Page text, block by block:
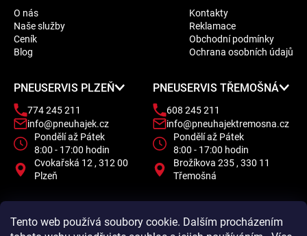
Tento web používá soubory cookie. Dalším procházením
O nás
Naše služby
Ceník
Blog
Kontakty
Reklamace
Obchodní podmínky
Ochrana osobních údajů
PNEUSERVIS PLZEŇ
774 245 211
info@pneuhajek.cz
Pondělí až Pátek
8:00 - 17:00 hodin
Cvokařská 12 , 312 00
Plzeň
PNEUSERVIS TŘEMOŠNÁ
608 245 211
info@pneuhajektremosna.cz
Pondělí až Pátek
8:00 - 17:00 hodin
Brožíkova 235 , 330 11
Třemošná